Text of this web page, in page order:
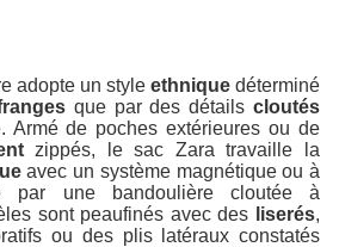
adopte un style ethnique déterminé
que par des détails cloutés
Armé de poches extérieures ou de
zippés, le sac Zara travaille la
avec un système magnétique ou à
par une bandoulière cloutée à
sont peaufinés avec des
liserés,
ou des plis latéraux constatés